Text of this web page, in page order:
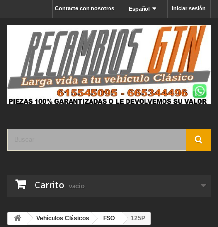
Iniciar sesión
Español
Contacte con nosotros
Carrito vacío
Vehículos Clásicos FSO 125P